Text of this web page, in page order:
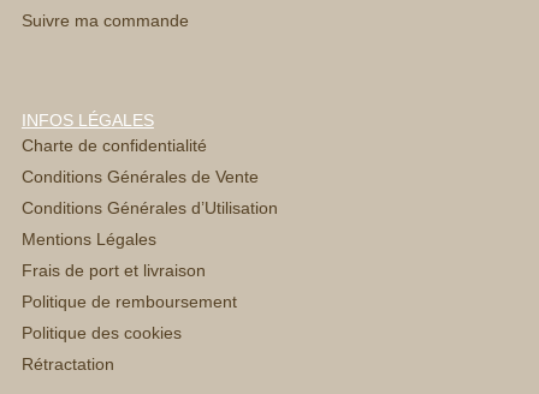
Suivre ma commande
INFOS LÉGALES
Charte de confidentialité
Conditions Générales de Vente
Conditions Générales d’Utilisation
Mentions Légales
Frais de port et livraison
Politique de remboursement
Politique des cookies
Rétractation